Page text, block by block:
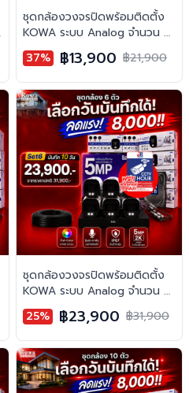
ชุดกล้องวงจรปิดพร้อมติดตั้ง
KOWA ระบบ Analog จำนวน 2
ตัว ความคมชัด 5MP บันทึกภาพ
สี 24 ชั่วโมง พร้อมบันทึกเสียง
37% ฿13,900 ฿21,900
ชุดกล้องวงจรปิดพร้อมติดตั้ง
KOWA ระบบ Analog จำนวน 6
ตัว ความคมชัด 5MP บันทึกภาพ
สี 24 ชั่วโมง พร้อมบันทึกเสียง
25% ฿23,900 ฿31,900